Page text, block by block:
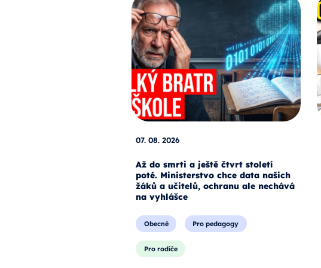
07. 08. 2026
Až do smrti a ještě čtvrt století
poté. Ministerstvo chce data našich
žáků a učitelů, ochranu ale nechává
na vyhlášce
Obecné Pro pedagogy
Pro rodiče